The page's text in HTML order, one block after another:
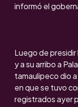
informó el
Luego de presidir
y a su arribo a
tamaulipeco dio
en que se tuvo
registrados ayer